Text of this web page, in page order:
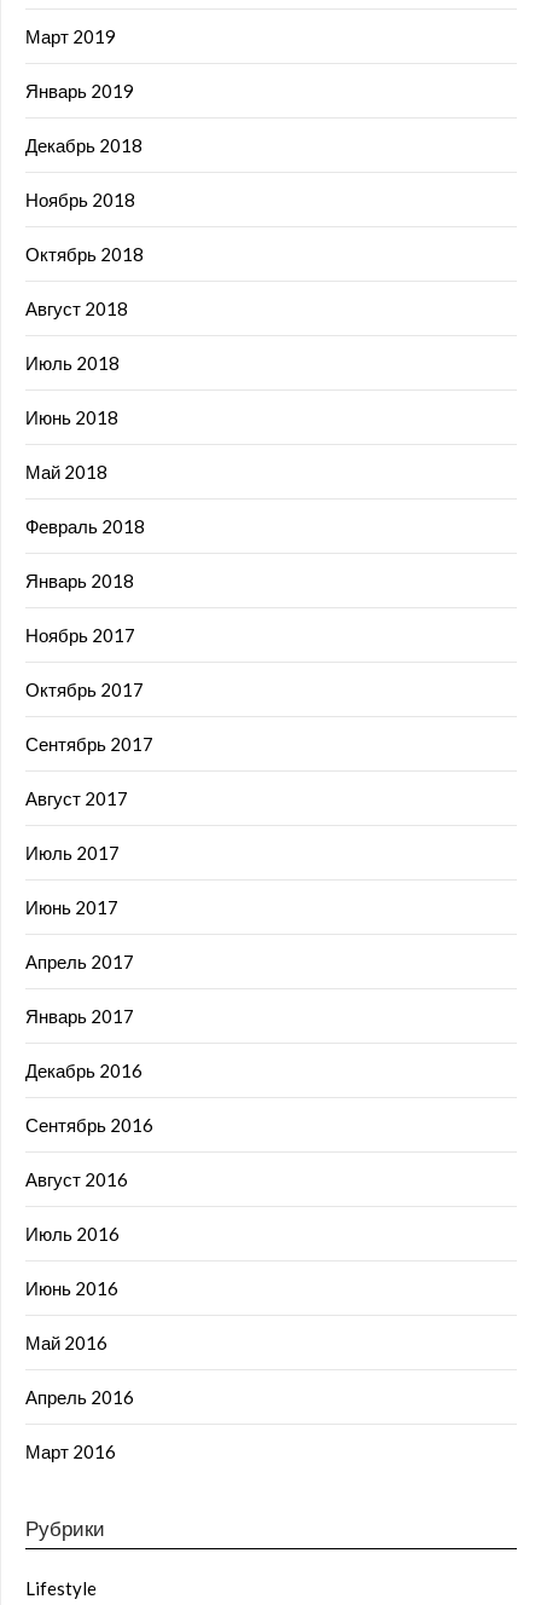
Март 2019
Январь 2019
Декабрь 2018
Ноябрь 2018
Октябрь 2018
Август 2018
Июль 2018
Июнь 2018
Май 2018
Февраль 2018
Январь 2018
Ноябрь 2017
Октябрь 2017
Сентябрь 2017
Август 2017
Июль 2017
Июнь 2017
Апрель 2017
Январь 2017
Декабрь 2016
Сентябрь 2016
Август 2016
Июль 2016
Июнь 2016
Май 2016
Апрель 2016
Март 2016
Рубрики
Lifestyle